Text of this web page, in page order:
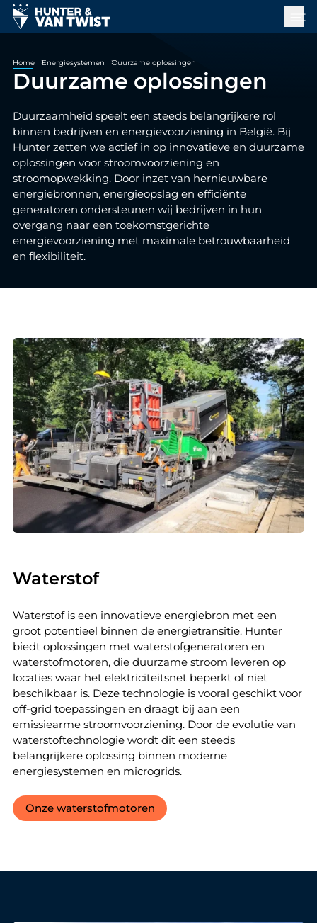
Home Energiesystemen Duurzame oplossingen
Duurzame oplossingen
Duurzaamheid speelt een steeds belangrijkere rol
binnen bedrijven en energievoorziening in België. Bij
Hunter zetten we actief in op innovatieve en duurzame
oplossingen voor stroomvoorziening en
stroomopwekking. Door inzet van hernieuwbare
energiebronnen, energieopslag en efficiënte
generatoren ondersteunen wij bedrijven in hun
overgang naar een toekomstgerichte
energievoorziening met maximale betrouwbaarheid
en flexibiliteit.
Waterstof
Waterstof is een innovatieve energiebron met een
groot potentieel binnen de energietransitie. Hunter
biedt oplossingen met waterstofgeneratoren en
waterstofmotoren, die duurzame stroom leveren op
locaties waar het elektriciteitsnet beperkt of niet
beschikbaar is. Deze technologie is vooral geschikt voor
off-grid toepassingen en draagt bij aan een
emissiearme stroomvoorziening. Door de evolutie van
waterstoftechnologie wordt dit een steeds
belangrijkere oplossing binnen moderne
energiesystemen en microgrids.
Onze waterstofmotoren